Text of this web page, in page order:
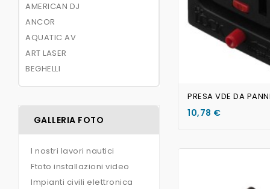
AMERICAN DJ
ANCOR
AQUATIC AV
ART LASER
BEGHELLI
GALLERIA FOTO
I nostri lavori nautici
Ftoto installazioni video
Impianti civili elettronica
10,78 €